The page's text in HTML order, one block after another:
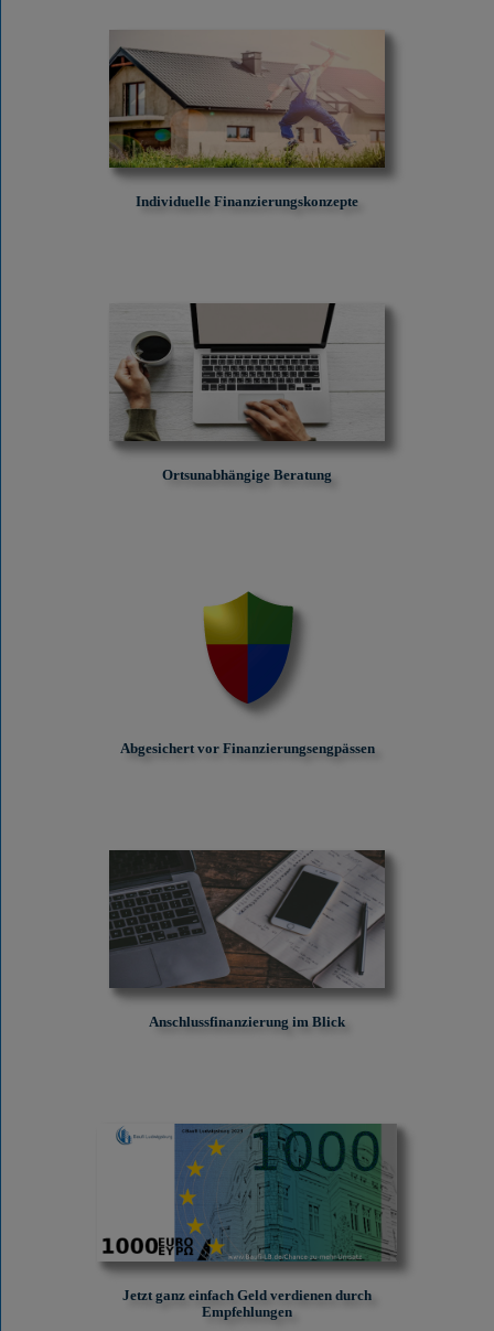
Individuelle Finanzierungskonzepte
Ortsunabhängige Beratung
Abgesichert vor Finanzierungs­engpässen
Anschlussfinanzierung im Blick
Jetzt ganz einfach Geld verdienen durch
Empfehlungen